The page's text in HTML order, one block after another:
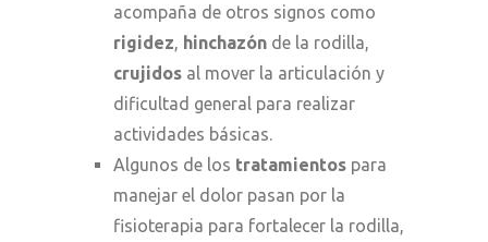
acompaña de otros signos como
rigidez, hinchazón de la rodilla,
crujidos al mover la articulación y
dificultad general para realizar
actividades básicas.
Algunos de los tratamientos para
manejar el dolor pasan por la
fisioterapia para fortalecer la rodilla,